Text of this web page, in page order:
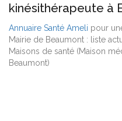
kinésithérapeute à
Annuaire Santé Ameli pour
Mairie de Beaumont : liste
Maisons de santé (Maison
Beaumont)